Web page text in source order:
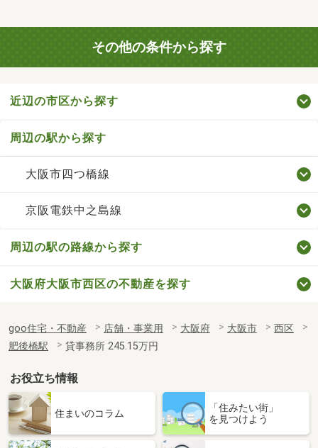
その他の条件から探す
近辺の市区から探す
周辺の駅から探す
大阪市四つ橋線
京阪電鉄中之島線
周辺の駅の路線から探す
大阪府大阪市西区の不動産を探す
goo住宅・不動産 店舗・事業用 大阪府 大阪市
西区
肥後橋駅
貸事務所 245.15万円
お役立ち情報
住まいのコラム
「住みたい街」
を見つけよう